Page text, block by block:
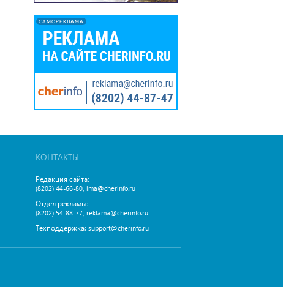
САМОРЕКЛАМА
КОНТАКТЫ
Редакция сайта:
(8202) 44-66-80, ima@cherinfo.ru
Отдел рекламы:
(8202) 54-88-77, reklama@cherinfo.ru
Техподдержка: support@cherinfo.ru